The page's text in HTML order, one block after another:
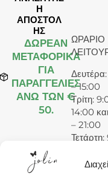
Η
ΑΠΟΣΤΟΛ
ΗΣ
ΔΩΡΕΆΝ
ΜΕΤΑΦΟΡΙΚΑ
ΓΙΑ
ΠΑΡΑΓΓΕΛΙΕΣ
ΑΝΩ ΤΩΝ €
50.
ΩΡΑΡΙΟ
– 15:00
Τρίτη:
14:00
– 21:00